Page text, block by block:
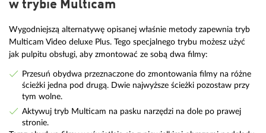
w trybie Multicam
Wygodniejszą alternatywę opisanej właśnie metody zapewnia tryb
Multicam Video deluxe Plus. Tego specjalnego trybu możesz użyć
jak pulpitu obsługi, aby zmontować ze sobą dwa filmy:
Przesuń obydwa przeznaczone do zmontowania filmy na różne
ścieżki jedna pod drugą. Dwie najwyższe ścieżki pozostaw przy
tym wolne.
Aktywuj tryb Multicam na pasku narzędzi na dole po prawej
stronie.